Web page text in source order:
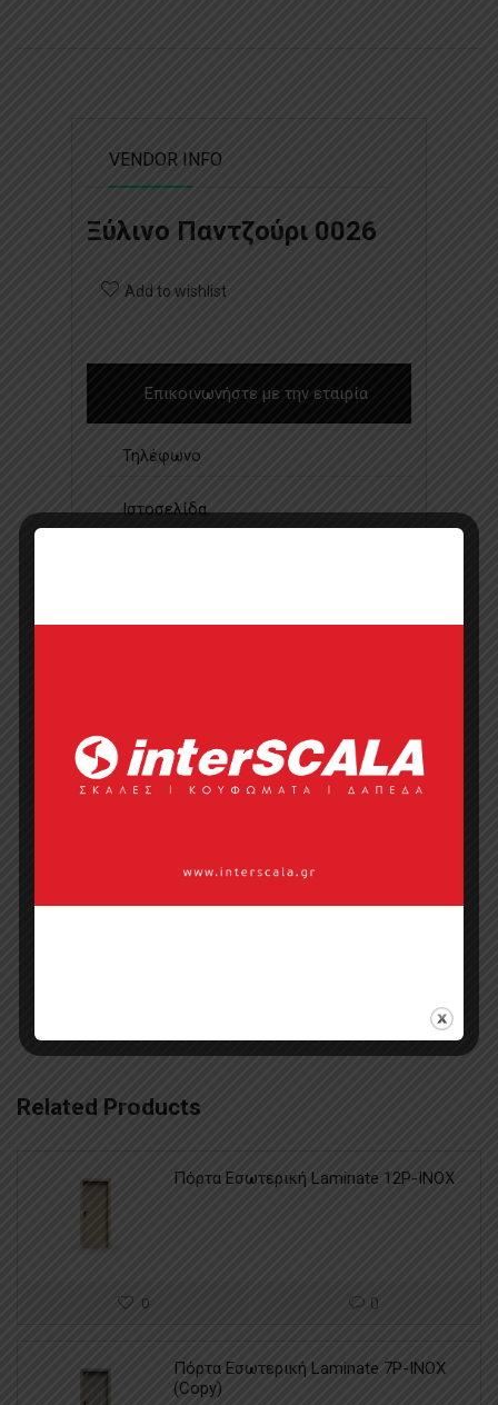
VENDOR INFO
Ξύλινο Παντζούρι 0026
Add to wishlist
Επικοινωνήστε με την εταιρία
Τηλέφωνο
Ιστοσελίδα
Κατάλογος σε pdf
Σημεία πώλησης
Related Products
Πόρτα Εσωτερική Laminate 12P-INOX
0 0
Πόρτα Εσωτερική Laminate 7P-INOX
(Copy)